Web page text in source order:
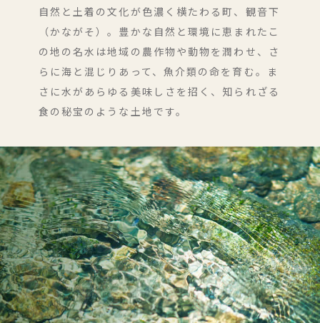
自然と土着の文化が色濃く横たわる町、観音下
（かながそ）。豊かな自然と環境に恵まれたこ
の地の名水は地域の農作物や動物を潤わせ、さ
らに海と混じりあって、魚介類の命を育む。ま
さに水があらゆる美味しさを招く、知られざる
食の秘宝のような土地です。